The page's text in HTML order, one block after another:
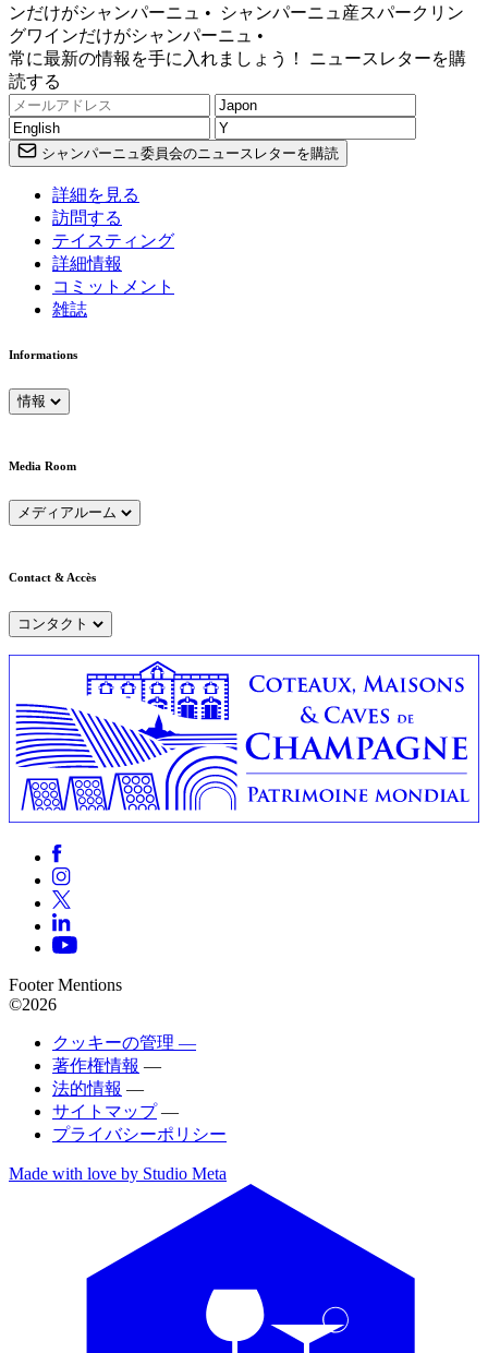
ンだけがシャンパーニュ •
シャンパーニュ産スパークリン
グワインだけがシャンパーニュ •
常に最新の情報を手に入れましょう！ ニュースレターを購
読する
シャンパーニュ委員会のニュースレターを購読
詳細を見る
訪問する
テイスティング
詳細情報
コミットメント
雑誌
Informations
情報
Media Room
メディアルーム
Contact & Accès
コンタクト
Footer Mentions
©2026
クッキーの管理 —
著作権情報 —
法的情報 —
サイトマップ —
プライバシーポリシー
Made with love by Studio Meta